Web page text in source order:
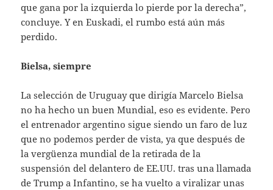
que gana por la izquierda lo pierde por la derecha”,
concluye. Y en Euskadi, el rumbo está aún más
perdido.
Bielsa, siempre
La selección de Uruguay que dirigía Marcelo Bielsa
no ha hecho un buen Mundial, eso es evidente. Pero
el entrenador argentino sigue siendo un faro de luz
que no podemos perder de vista, ya que después de
la vergüenza mundial de la retirada de la
suspensión del delantero de EE.UU. tras una llamada
de Trump a Infantino, se ha vuelto a viralizar unas